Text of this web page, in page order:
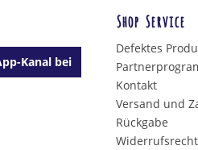
Kanal bei
Shop Service
Defektes
Kontakt
Versand und
Rückgabe
Widerrufsrecht